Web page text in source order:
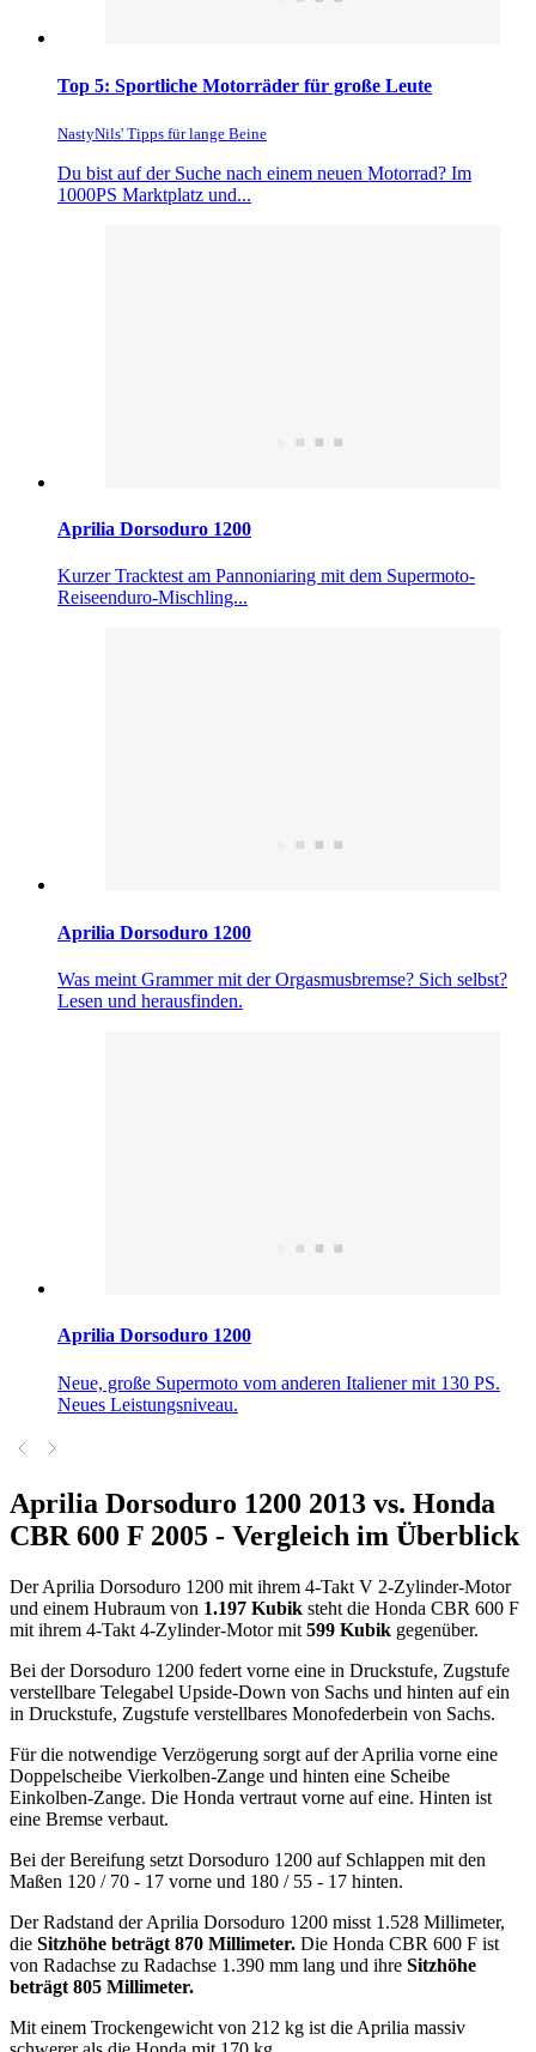
Top 5: Sportliche Motorräder für große Leute
NastyNils' Tipps für lange Beine
Du bist auf der Suche nach einem neuen Motorrad? Im
1000PS Marktplatz und...
Aprilia Dorsoduro 1200
Kurzer Tracktest am Pannoniaring mit dem Supermoto-
Reiseenduro-Mischling...
Aprilia Dorsoduro 1200
Was meint Grammer mit der Orgasmusbremse? Sich selbst?
Lesen und herausfinden.
Aprilia Dorsoduro 1200
Neue, große Supermoto vom anderen Italiener mit 130 PS.
Neues Leistungsniveau.
Aprilia Dorsoduro 1200 2013 vs. Honda
CBR 600 F 2005 - Vergleich im Überblick
Der Aprilia Dorsoduro 1200 mit ihrem 4-Takt V 2-Zylinder-Motor
und einem Hubraum von 1.197 Kubik steht die Honda CBR 600 F
mit ihrem 4-Takt 4-Zylinder-Motor mit 599 Kubik gegenüber.
Bei der Dorsoduro 1200 federt vorne eine in Druckstufe, Zugstufe
verstellbare Telegabel Upside-Down von Sachs und hinten auf ein
in Druckstufe, Zugstufe verstellbares Monofederbein von Sachs.
Für die notwendige Verzögerung sorgt auf der Aprilia vorne eine
Doppelscheibe Vierkolben-Zange und hinten eine Scheibe
Einkolben-Zange. Die Honda vertraut vorne auf eine. Hinten ist
eine Bremse verbaut.
Bei der Bereifung setzt Dorsoduro 1200 auf Schlappen mit den
Maßen 120 / 70 - 17 vorne und 180 / 55 - 17 hinten.
Der Radstand der Aprilia Dorsoduro 1200 misst 1.528 Millimeter,
die Sitzhöhe beträgt 870 Millimeter. Die Honda CBR 600 F ist
von Radachse zu Radachse 1.390 mm lang und ihre Sitzhöhe
beträgt 805 Millimeter.
Mit einem Trockengewicht von 212 kg ist die Aprilia massiv